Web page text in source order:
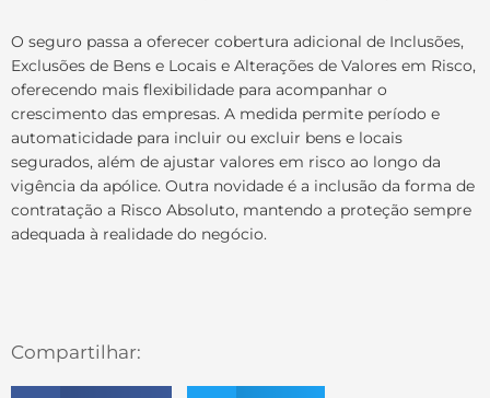
O seguro passa a oferecer cobertura adicional de Inclusões,
Exclusões de Bens e Locais e Alterações de Valores em Risco,
oferecendo mais flexibilidade para acompanhar o
crescimento das empresas. A medida permite período e
automaticidade para incluir ou excluir bens e locais
segurados, além de ajustar valores em risco ao longo da
vigência da apólice. Outra novidade é a inclusão da forma de
contratação a Risco Absoluto, mantendo a proteção sempre
adequada à realidade do negócio.
Compartilhar: